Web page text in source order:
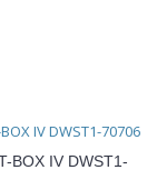
BOX IV DWST1-